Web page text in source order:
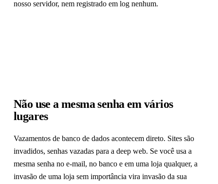
nosso servidor, nem registrado em log nenhum.
Não use a mesma senha em vários
lugares
Vazamentos de banco de dados acontecem direto. Sites são
invadidos, senhas vazadas para a deep web. Se você usa a
mesma senha no e-mail, no banco e em uma loja qualquer, a
invasão de uma loja sem importância vira invasão da sua